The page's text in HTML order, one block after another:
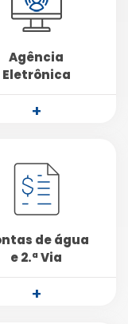
Agência
Eletrônica
+
de água
e 2.ª Via
+